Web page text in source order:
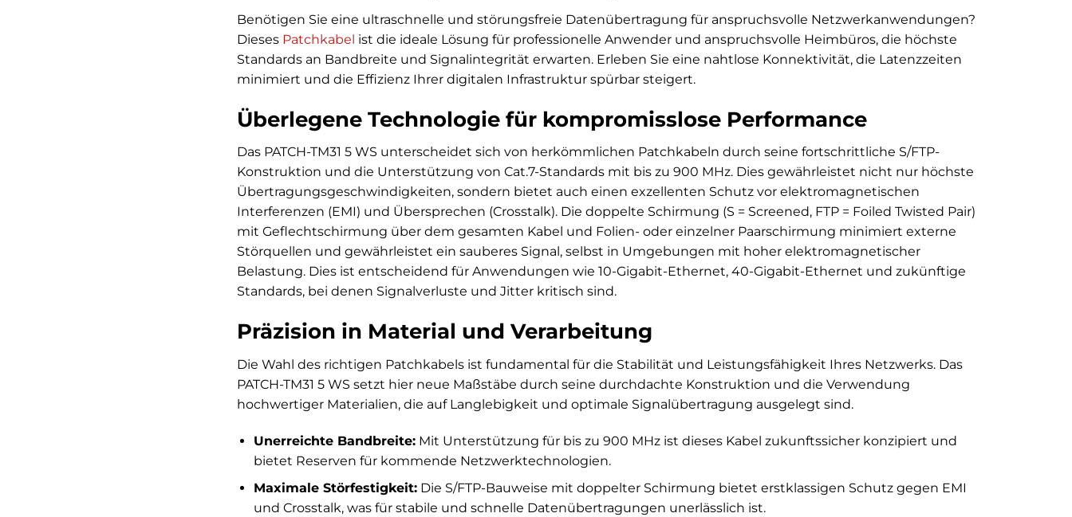
Benötigen Sie eine ultraschnelle und störungsfreie Datenübertragung für anspruchsvolle Netzwerkanwendungen?
Dieses Patchkabel ist die ideale Lösung für professionelle Anwender und anspruchsvolle Heimbüros, die höchste
Standards an Bandbreite und Signalintegrität erwarten. Erleben Sie eine nahtlose Konnektivität, die Latenzzeiten
minimiert und die Effizienz Ihrer digitalen Infrastruktur spürbar steigert.
Überlegene Technologie für kompromisslose Performance
Das PATCH-TM31 5 WS unterscheidet sich von herkömmlichen Patchkabeln durch seine fortschrittliche S/FTP-
Konstruktion und die Unterstützung von Cat.7-Standards mit bis zu 900 MHz. Dies gewährleistet nicht nur höchste
Übertragungsgeschwindigkeiten, sondern bietet auch einen exzellenten Schutz vor elektromagnetischen
Interferenzen (EMI) und Übersprechen (Crosstalk). Die doppelte Schirmung (S = Screened, FTP = Foiled Twisted Pair)
mit Geflechtschirmung über dem gesamten Kabel und Folien- oder einzelner Paarschirmung minimiert externe
Störquellen und gewährleistet ein sauberes Signal, selbst in Umgebungen mit hoher elektromagnetischer
Belastung. Dies ist entscheidend für Anwendungen wie 10-Gigabit-Ethernet, 40-Gigabit-Ethernet und zukünftige
Standards, bei denen Signalverluste und Jitter kritisch sind.
Präzision in Material und Verarbeitung
Die Wahl des richtigen Patchkabels ist fundamental für die Stabilität und Leistungsfähigkeit Ihres Netzwerks. Das
PATCH-TM31 5 WS setzt hier neue Maßstäbe durch seine durchdachte Konstruktion und die Verwendung
hochwertiger Materialien, die auf Langlebigkeit und optimale Signalübertragung ausgelegt sind.
Unerreichte Bandbreite:Mit Unterstützung für bis zu 900 MHz ist dieses Kabel zukunftssicher konzipiert und
bietet Reserven für kommende Netzwerktechnologien.
Maximale Störfestigkeit:Die S/FTP-Bauweise mit doppelter Schirmung bietet erstklassigen Schutz gegen EMI
und Crosstalk, was für stabile und schnelle Datenübertragungen unerlässlich ist.